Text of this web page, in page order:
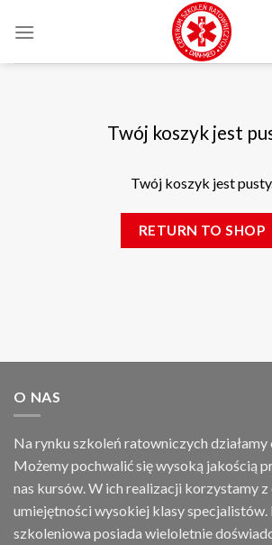
Twój koszyk jest
Twój koszyk jest
RETURN TO SHOP
O NAS
Na rynku szkoleń ratowniczych działamy
Możemy pochwalić się wysoką jakością
nas kursów. W ich realizacji korzystamy
umiejętności wysokiej klasy specjalistów.
szkoleniowa posiada wieloletnie